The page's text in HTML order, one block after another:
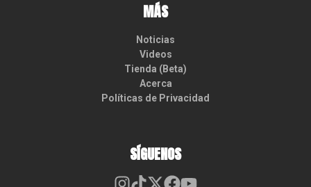
MÁS
Noticias
Videos
Tienda (Beta)
Acerca
Políticas de Privacidad
SÍGUENOS